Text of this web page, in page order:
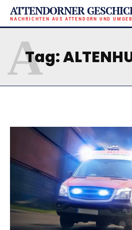
ATTENDORNER
NACHRICHTEN AUS ATTENDORN UND
Tag:
A